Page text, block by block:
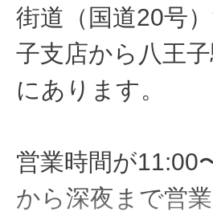
街道（国道20号
子支店から八王
にあります。
営業時間が11:00
から深夜まで営